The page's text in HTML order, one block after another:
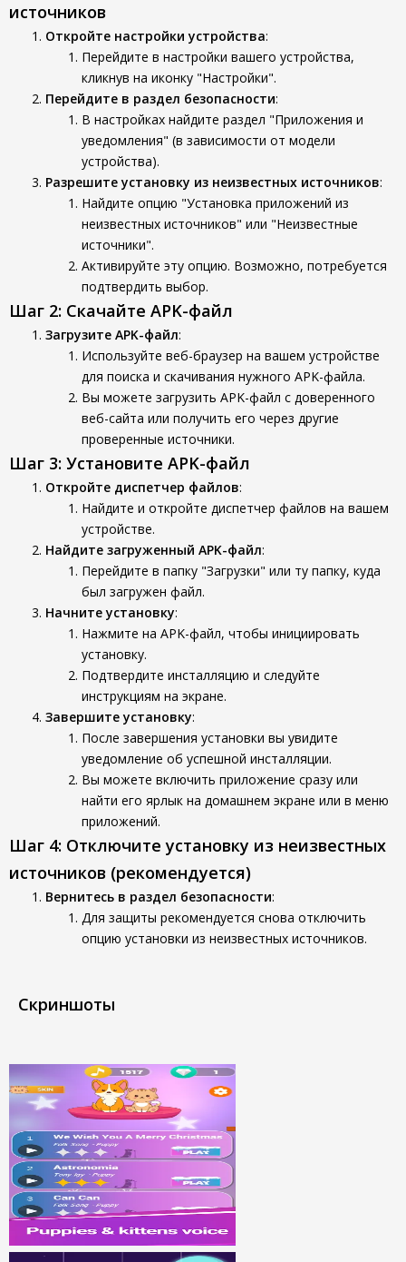
источников
Откройте настройки устройства:
Перейдите в настройки вашего устройства,
кликнув на иконку "Настройки".
Перейдите в раздел безопасности:
В настройках найдите раздел "Приложения и
уведомления" (в зависимости от модели
устройства).
Разрешите установку из неизвестных источников:
Найдите опцию "Установка приложений из
неизвестных источников" или "Неизвестные
источники".
Активируйте эту опцию. Возможно, потребуется
подтвердить выбор.
Шаг 2: Скачайте APK-файл
Загрузите APK-файл:
Используйте веб-браузер на вашем устройстве
для поиска и скачивания нужного APK-файла.
Вы можете загрузить APK-файл с доверенного
веб-сайта или получить его через другие
проверенные источники.
Шаг 3: Установите APK-файл
Откройте диспетчер файлов:
Найдите и откройте диспетчер файлов на вашем
устройстве.
Найдите загруженный APK-файл:
Перейдите в папку "Загрузки" или ту папку, куда
был загружен файл.
Начните установку:
Нажмите на APK-файл, чтобы инициировать
установку.
Подтвердите инсталляцию и следуйте
инструкциям на экране.
Завершите установку:
После завершения установки вы увидите
уведомление об успешной инсталляции.
Вы можете включить приложение сразу или
найти его ярлык на домашнем экране или в меню
приложений.
Шаг 4: Отключите установку из неизвестных
источников (рекомендуется)
Вернитесь в раздел безопасности:
Для защиты рекомендуется снова отключить
опцию установки из неизвестных источников.
Скриншоты